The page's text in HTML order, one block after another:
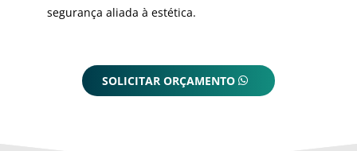
segurança aliada à estética.
SOLICITAR ORÇAMENTO